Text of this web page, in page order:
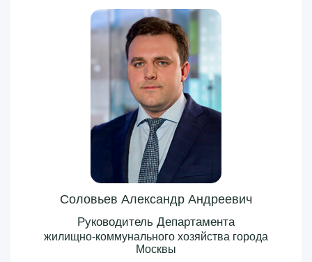
Соловьев Александр Андреевич
Руководитель Департамента
жилищно-коммунального хозяйства города
Москвы